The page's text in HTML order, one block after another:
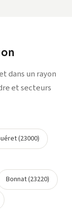
dans un rayon
et secteurs
(23000)
Bonnat (23220)